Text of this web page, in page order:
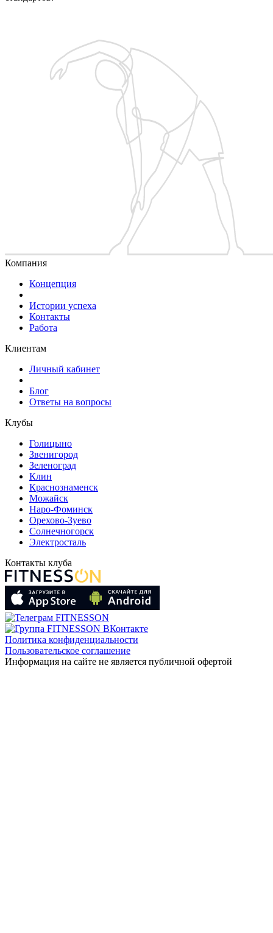
Компания
Концепция
Истории успеха
Контакты
Работа
Клиентам
Личный кабинет
Блог
Ответы на вопросы
Клубы
Голицыно
Звенигород
Зеленоград
Клин
Краснознаменск
Можайск
Наро-Фоминск
Орехово-Зуево
Солнечногорск
Электросталь
Контакты клуба
Политика конфиденциальности
Пользовательское соглашение
Информация на сайте не является публичной офертой